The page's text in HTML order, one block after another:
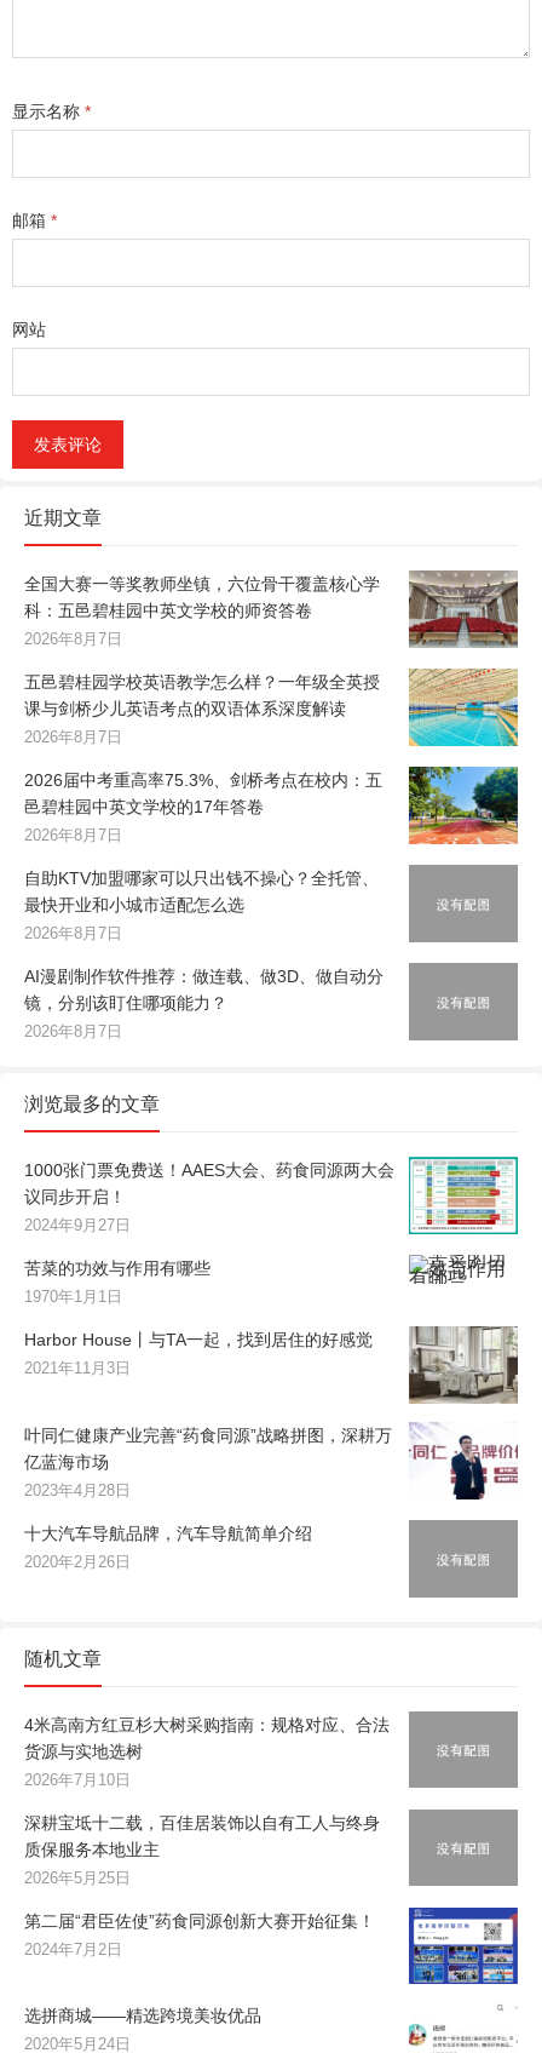
显示名称 *
邮箱 *
网站
近期文章
全国大赛一等奖教师坐镇，六位骨干覆盖核心学
科：五邑碧桂园中英文学校的师资答卷
2026年8月7日
五邑碧桂园学校英语教学怎么样？一年级全英授
课与剑桥少儿英语考点的双语体系深度解读
2026年8月7日
2026届中考重高率75.3%、剑桥考点在校内：五
邑碧桂园中英文学校的17年答卷
2026年8月7日
自助KTV加盟哪家可以只出钱不操心？全托管、
最快开业和小城市适配怎么选
2026年8月7日
AI漫剧制作软件推荐：做连载、做3D、做自动分
镜，分别该盯住哪项能力？
2026年8月7日
浏览最多的文章
1000张门票免费送！AAES大会、药食同源两大会
议同步开启！
2024年9月27日
苦菜的功效与作用有哪些
1970年1月1日
Harbor House丨与TA一起，找到居住的好感觉
2021年11月3日
叶同仁健康产业完善“药食同源”战略拼图，深耕万
亿蓝海市场
2023年4月28日
十大汽车导航品牌，汽车导航简单介绍
2020年2月26日
随机文章
4米高南方红豆杉大树采购指南：规格对应、合法
货源与实地选树
2026年7月10日
深耕宝坻十二载，百佳居装饰以自有工人与终身
质保服务本地业主
2026年5月25日
第二届“君臣佐使”药食同源创新大赛开始征集！
2024年7月2日
选拼商城——精选跨境美妆优品
2020年5月24日